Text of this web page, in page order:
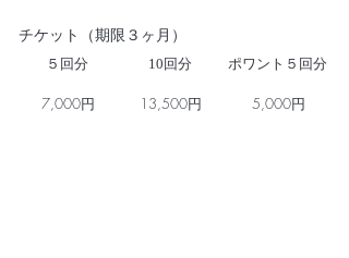
​チケット（期限３ヶ月）
５回分
10回分 ポワント５回分
7,000円 13,500円 5,000円